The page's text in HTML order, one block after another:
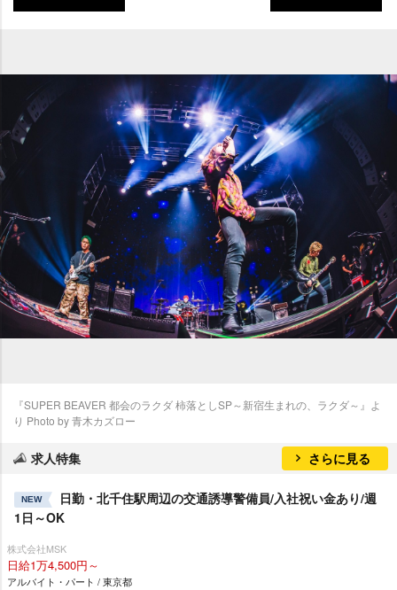
『SUPER BEAVER 都会のラクダ 柿落としSP～新宿生まれの、ラクダ～』よ
り Photo by 青木カズロー
求人特集 さらに見る
NEW
日勤・北千住駅周辺の交通誘導警備員/入社祝い金あり/週
1日～OK
株式会社MSK
日給1万4,500円～
アルバイト・パート / 東京都